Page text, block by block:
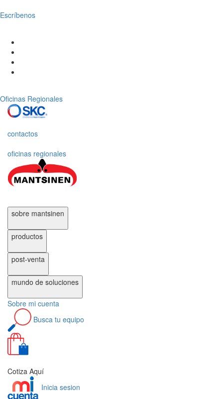
Escríbenos
Oficinas Regionales
contactos
oficinas regionales
sobre mantsinen
productos
post-venta
mundo de soluciones
Sobre mi cuenta
Busca tu equipo
Cotiza Aquí
Inicia sesion